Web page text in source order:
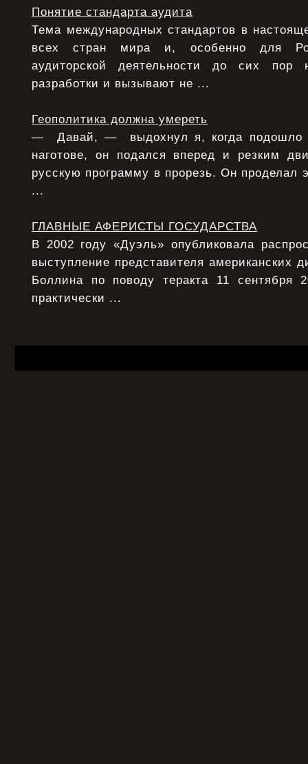
Понятие стандарта аудита
Тема международных стандартов в
всех стран мира и, особенно для
аудиторской деятельности до сих пор
разработки и вызывают не ...
Геополитика должна умереть
— Давай, — выдохнул я, когда подошло
наготове, он подался вперед и резким
русскую программу в прорезь. Он проделал
...
ГЛАВНЫЕ АФЕРИСТЫ ГОСУДАРСТВА
В 2002 году «Дуэль» опубликовала
выступление представителя американских
Боллина по поводу теракта 11
практически ...